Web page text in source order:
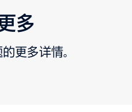
多
更多详情。